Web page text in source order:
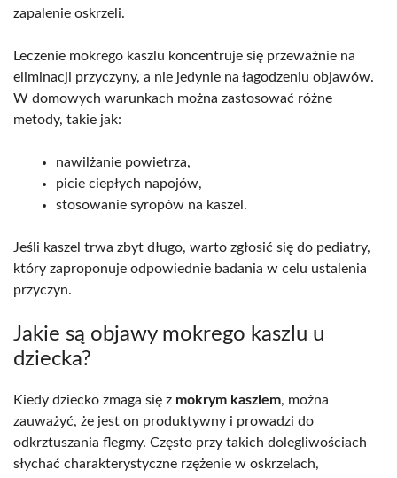
zapalenie oskrzeli.
Leczenie mokrego kaszlu koncentruje się przeważnie na
eliminacji przyczyny, a nie jedynie na łagodzeniu objawów.
W domowych warunkach można zastosować różne
metody, takie jak:
nawilżanie powietrza,
picie ciepłych napojów,
stosowanie syropów na kaszel.
Jeśli kaszel trwa zbyt długo, warto zgłosić się do pediatry,
który zaproponuje odpowiednie badania w celu ustalenia
przyczyn.
Jakie są objawy mokrego kaszlu u
dziecka?
Kiedy dziecko zmaga się z mokrym kaszlem, można
zauważyć, że jest on produktywny i prowadzi do
odkrztuszania flegmy. Często przy takich dolegliwościach
słychać charakterystyczne rzężenie w oskrzelach,